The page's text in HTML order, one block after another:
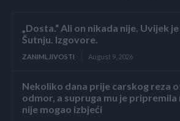
„Dosta.“ Ali on nikada nije. Uvijek
Šutnju. Izgovore.
ZANIMLJIVOSTI August 9, 2026
Nekoliko dana prije carskog reza
odmor, a supruga mu je
nije mogao izbjeći